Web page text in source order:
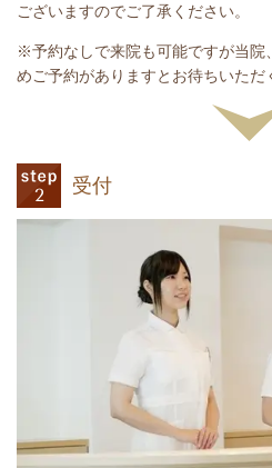
ございますのでご了承ください。
※予約なしで来院も可能ですが当院
めご予約がありますとお待ちいただ
受付